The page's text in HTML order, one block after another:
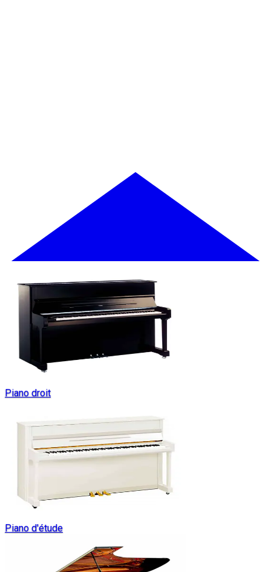
Piano droit
Piano d'étude